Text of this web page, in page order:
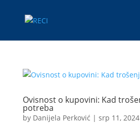
Ovisnost o kupovini: Kad
potreba
by Danijela Perković | srp 11, 2024